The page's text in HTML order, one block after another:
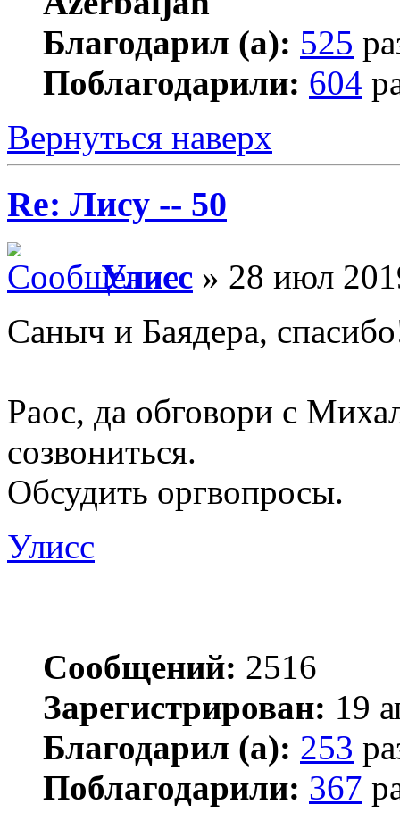
Благодарил (а): 525
Поблагодарили: 604
Вернуться наверх
Re: Лису -- 50
Улисс » 28 июл
Саныч и Баядера,
Раос, да обговори с
созвониться.
Обсудить оргвопросы.
Улисс
Сообщений: 2516
Зарегистрирован: 19
Благодарил (а): 253
Поблагодарили: 367